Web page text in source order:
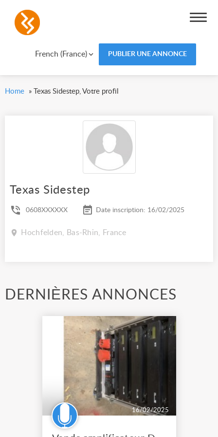
French (France) PUBLIER UNE ANNONCE
Home » Texas Sidestep, Votre profil
Texas Sidestep
0608XXXXXX Date inscription: 16/02/2025
Hochfelden, Bas-Rhin, France
DERNIÈRES ANNONCES
16/02/2025